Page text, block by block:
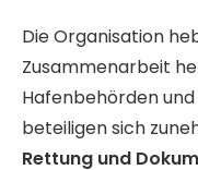
Die Organisation
Zusammenarbeit
Hafenbehörden
beteiligen sich
Rettung und